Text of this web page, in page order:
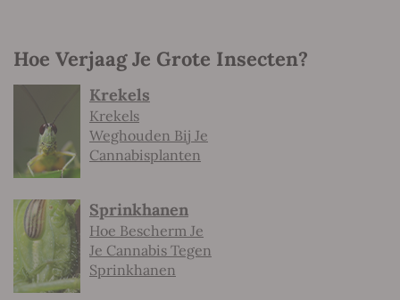
Hoe Verjaag Je Grote Insecten?
Krekels
Krekels
Weghouden Bij Je
Cannabisplanten
Sprinkhanen
Hoe Bescherm Je
Je Cannabis Tegen
Sprinkhanen